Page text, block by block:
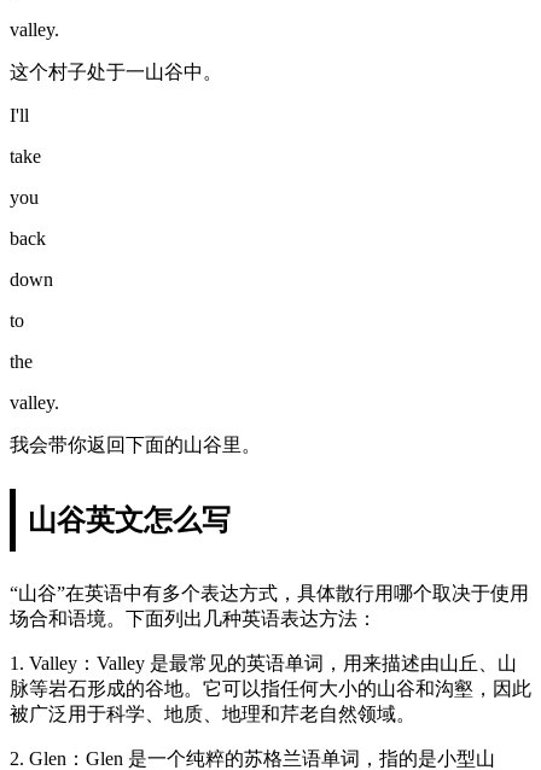
valley.
这个村子处于一山谷中。
I'll
take
you
back
down
to
the
valley.
我会带你返回下面的山谷里。
山谷英文怎么写
“山谷”在英语中有多个表达方式，具体散行用哪个取决于使用
场合和语境。下面列出几种英语表达方法：
1. Valley：Valley 是最常见的英语单词，用来描述由山丘、山
脉等岩石形成的谷地。它可以指任何大小的山谷和沟壑，因此
被广泛用于科学、地质、地理和芹老自然领域。
2. Glen：Glen 是一个纯粹的苏格兰语单词，指的是小型山